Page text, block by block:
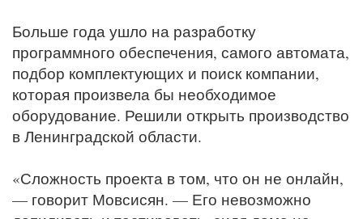
Больше года ушло на разработку
программного обеспечения, самого автомата,
подбор комплектующих и поиск компании,
которая произвела бы необходимое
оборудование. Решили открыть производство
в Ленинградской области.
«Сложность проекта в том, что он не онлайн,
— говорит Мовсисян. — Его невозможно